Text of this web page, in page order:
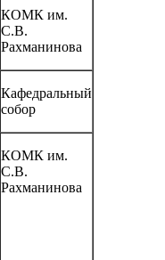
КОМК им.
С.В.
Рахманинова
Кафедральный
собор
КОМК им.
С.В.
Рахманинова